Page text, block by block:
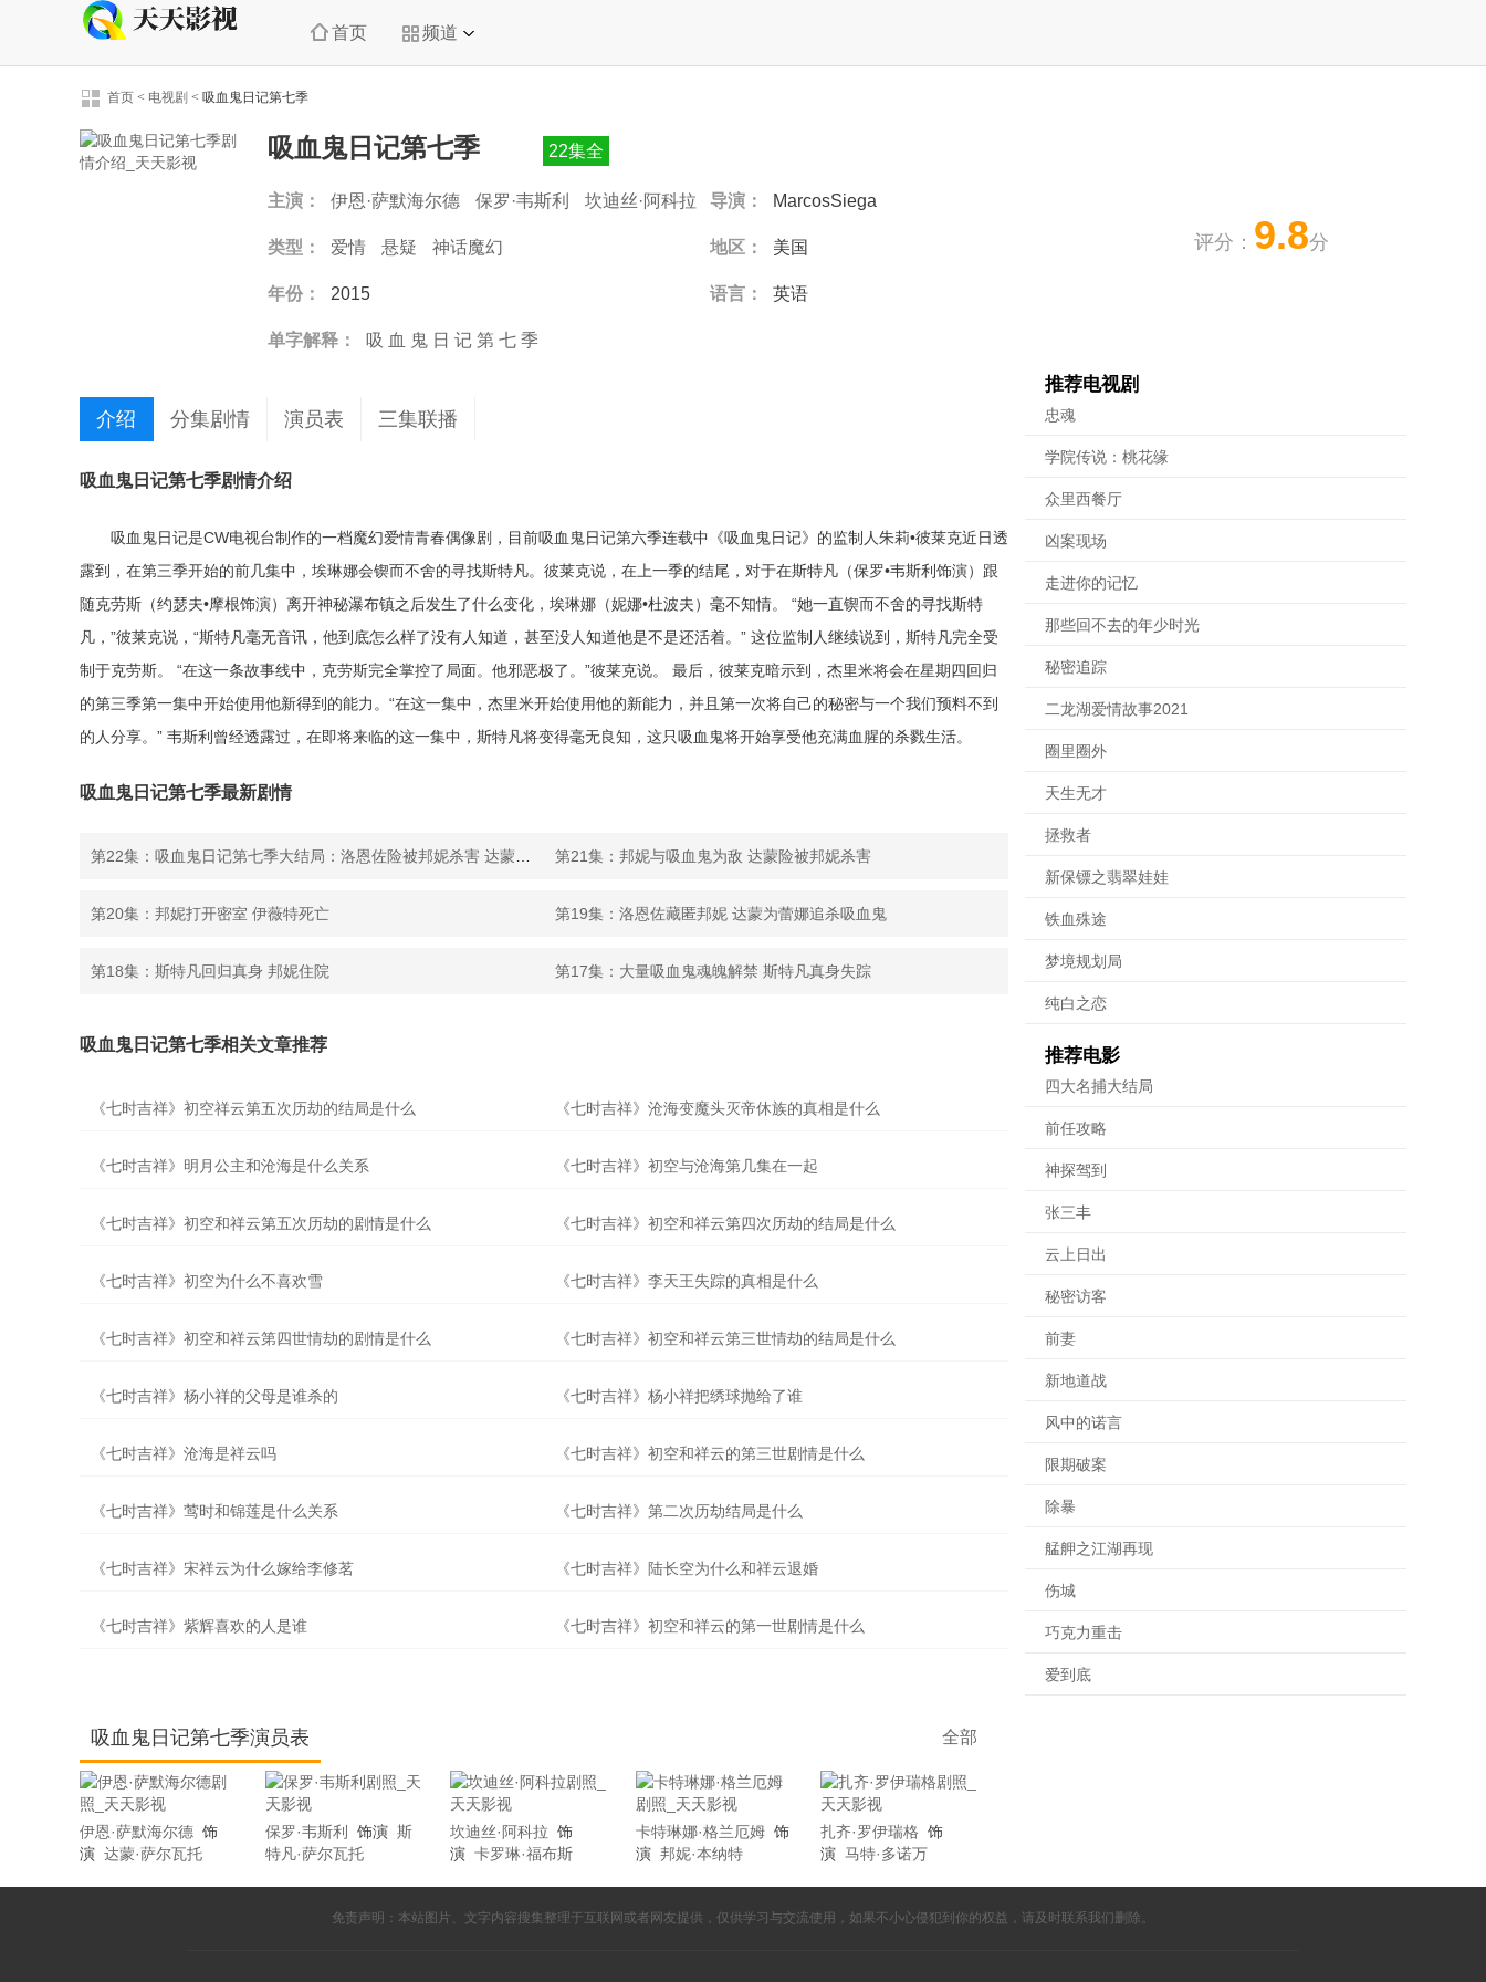
首页 频道
首页 < 电视剧 < 吸血鬼日记第七季
评分： 9.8分
吸血鬼日记第七季 22集全
主演： 伊恩·萨默海尔德 保罗·韦斯利
坎迪丝·阿科拉
导演： MarcosSiega
类型： 爱情 悬疑 神话魔幻 地区： 美国
年份： 2015 语言： 英语
单字解释： 吸 血 鬼 日 记 第 七 季
介绍 分集剧情 演员表 三集联播
吸血鬼日记第七季剧情介绍
吸血鬼日记是CW电视台制作的一档魔幻爱情青春偶像剧，目前吸血鬼日记第六季连载中《吸血鬼日记》的监制人朱莉•彼莱克近日透
露到，在第三季开始的前几集中，埃琳娜会锲而不舍的寻找斯特凡。彼莱克说，在上一季的结尾，对于在斯特凡（保罗•韦斯利饰演）跟
随克劳斯（约瑟夫•摩根饰演）离开神秘瀑布镇之后发生了什么变化，埃琳娜（妮娜•杜波夫）毫不知情。 “她一直锲而不舍的寻找斯特
凡，”彼莱克说，“斯特凡毫无音讯，他到底怎么样了没有人知道，甚至没人知道他是不是还活着。” 这位监制人继续说到，斯特凡完全受
制于克劳斯。 “在这一条故事线中，克劳斯完全掌控了局面。他邪恶极了。”彼莱克说。 最后，彼莱克暗示到，杰里米将会在星期四回归
的第三季第一集中开始使用他新得到的能力。“在这一集中，杰里米开始使用他的新能力，并且第一次将自己的秘密与一个我们预料不到
的人分享。” 韦斯利曾经透露过，在即将来临的这一集中，斯特凡将变得毫无良知，这只吸血鬼将开始享受他充满血腥的杀戮生活。
吸血鬼日记第七季最新剧情
第21集：邦妮与吸血鬼为敌 达蒙险被邦妮杀害
第20集：邦妮打开密室 伊薇特死亡 第19集：洛恩佐藏匿邦妮 达蒙为蕾娜追杀吸血鬼
第18集：斯特凡回归真身 邦妮住院 第17集：大量吸血鬼魂魄解禁 斯特凡真身失踪
吸血鬼日记第七季相关文章推荐
《七时吉祥》初空祥云第五次历劫的结局是什么 《七时吉祥》沧海变魔头灭帝休族的真相是什么
《七时吉祥》明月公主和沧海是什么关系 《七时吉祥》初空与沧海第几集在一起
《七时吉祥》初空和祥云第五次历劫的剧情是什么 《七时吉祥》初空和祥云第四次历劫的结局是什么
《七时吉祥》初空为什么不喜欢雪 《七时吉祥》李天王失踪的真相是什么
《七时吉祥》初空和祥云第四世情劫的剧情是什么 《七时吉祥》初空和祥云第三世情劫的结局是什么
《七时吉祥》杨小祥的父母是谁杀的 《七时吉祥》杨小祥把绣球抛给了谁
《七时吉祥》沧海是祥云吗 《七时吉祥》初空和祥云的第三世剧情是什么
《七时吉祥》莺时和锦莲是什么关系 《七时吉祥》第二次历劫结局是什么
《七时吉祥》宋祥云为什么嫁给李修茗 《七时吉祥》陆长空为什么和祥云退婚
《七时吉祥》紫辉喜欢的人是谁 《七时吉祥》初空和祥云的第一世剧情是什么
吸血鬼日记第七季演员表 全部
伊恩·萨默海尔德 饰
演 达蒙·萨尔瓦托
保罗·韦斯利 饰演 斯
特凡·萨尔瓦托
坎迪丝·阿科拉 饰
演 卡罗琳·福布斯
卡特琳娜·格兰厄姆饰
演 邦妮·本纳特
扎齐·罗伊瑞格 饰
演 马特·多诺万
推荐电视剧
忠魂
学院传说：桃花缘
众里西餐厅
凶案现场
走进你的记忆
那些回不去的年少时光
秘密追踪
二龙湖爱情故事2021
圈里圈外
天生无才
拯救者
新保镖之翡翠娃娃
铁血殊途
梦境规划局
纯白之恋
推荐电影
四大名捕大结局
前任攻略
神探驾到
张三丰
云上日出
秘密访客
前妻
新地道战
风中的诺言
限期破案
除暴
艋舺之江湖再现
伤城
巧克力重击
爱到底
免责声明：本站图片、文字内容搜集整理于互联网或者网友提供，仅供学习与交流使用，如果不小心侵犯到你的权益，请及时联系我们删除。